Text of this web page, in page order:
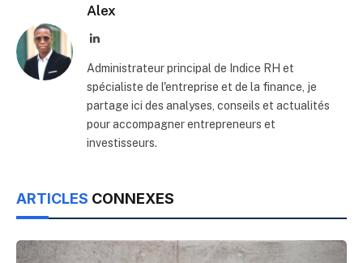
Alex
LinkedIn
Administrateur principal de Indice RH et
spécialiste de l'entreprise et de la finance, je
partage ici des analyses, conseils et actualités
pour accompagner entrepreneurs et
investisseurs.
ARTICLES CONNEXES